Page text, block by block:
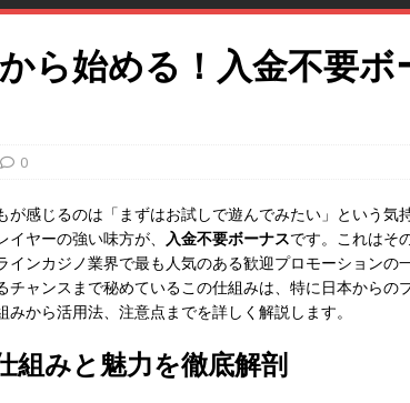
ら始める！入金不要ボ
0
感じるのは「まずはお試しで遊んでみたい」という
ヤーの強い味方が、 入金不要ボーナスです。これはそ
ンカジノ業界で最も人気のある歓迎プロモーション
ャンスまで秘めているこの仕組みは、特に日本から
から活用法、注意点までを詳しく解説します。
組みと魅力を徹底解剖